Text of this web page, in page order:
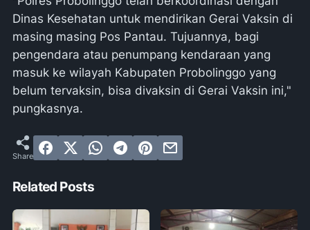
Dinas Kesehatan untuk mendirikan Gerai Vaksin di
masing masing Pos Pantau. Tujuannya, bagi
pengendara atau penumpang kendaraan yang
masuk ke wilayah Kabupaten Probolinggo yang
belum tervaksin, bisa divaksin di Gerai Vaksin ini,"
pungkasnya.
Related Posts